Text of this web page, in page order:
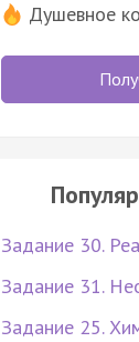
Душевное
Задание 30.
Задание 31.
Задание 25.